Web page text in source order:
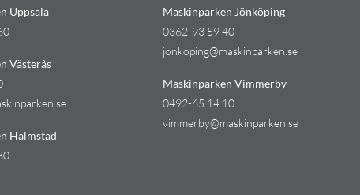
Uppsala
Västerås
Halmstad
Maskinparken Jönköping
0362-93 59 40
jonkoping@maskinparken.se
Maskinparken Vimmerby
0492-65 14 10
vimmerby@maskinparken.se